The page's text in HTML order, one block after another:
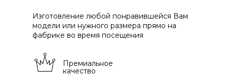
Изготовление любой понравившейся Вам
модели или нужного размера прямо на
фабрике во время посещения
Премиальное
качество